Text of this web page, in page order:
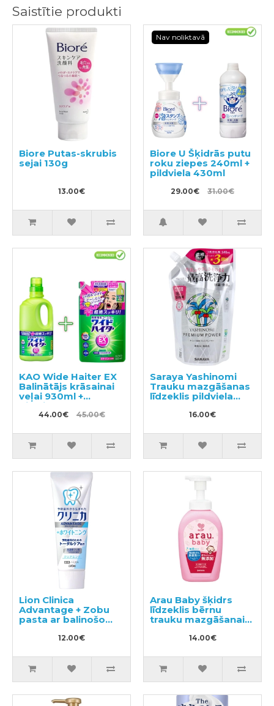
Saistītie produkti
Biore Putas-skrubis
sejai 130g
13.00€
Nav noliktavā
Biore U Šķidrās putu
roku ziepes 240ml +
pildviela 430ml
29.00€ 31.00€
KAO Wide Haiter EX
Balinātājs krāsainai
veļai 930ml +
pildviela 820ml
44.00€ 45.00€
Saraya Yashinomi
Trauku mazgāšanas
līdzeklis pildviela
16.00€
Lion Clinica
Advantage + Zobu
pasta ar balinošo
12.00€
Arau Baby šķidrs
līdzeklis bērnu
trauku mazgāšanai
14.00€